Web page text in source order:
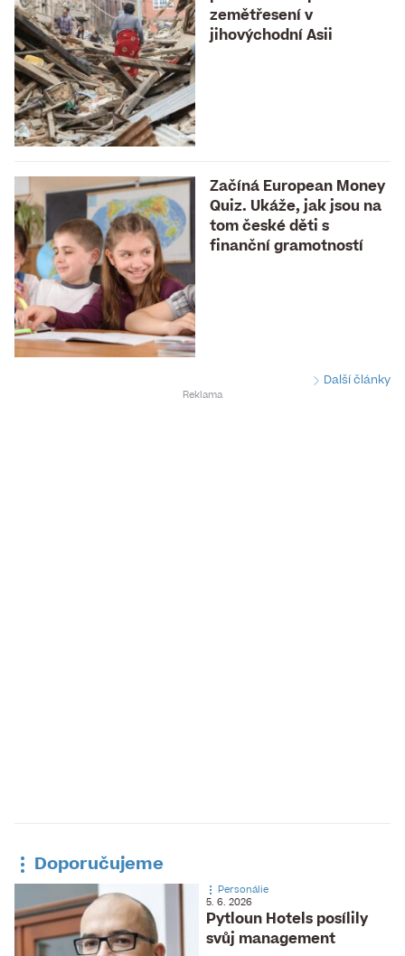
zemětřesení v
jihovýchodní Asii
Začíná European Money
Quiz. Ukáže, jak jsou na
tom české děti s
finanční gramotností
Další články
Doporučujeme
Pytloun Hotels posílily
svůj management
Personálie
5. 6. 2026